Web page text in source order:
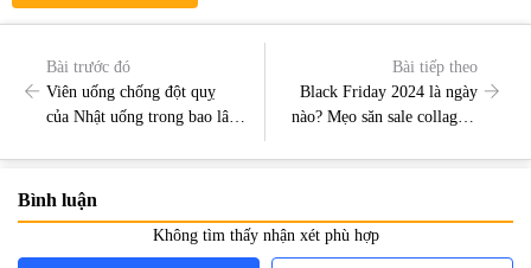
Bài trước đó
Viên uống chống đột quỵ
của Nhật uống trong bao lâu?
Bài tiếp theo
Black Friday 2024 là ngày
nào? Mẹo săn sale collagen,
Bình luận
Không tìm thấy nhận xét phù hợp